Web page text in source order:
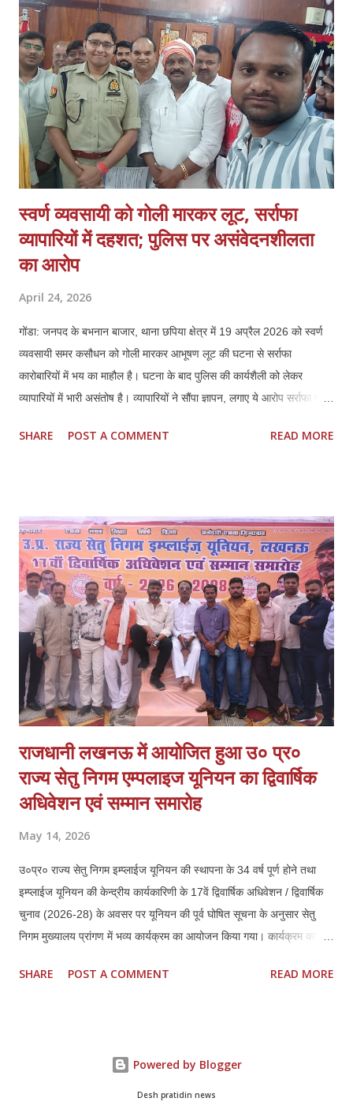
उन्हें पूरी तरह से सुरक्षित रखा जाना चाहिए। सीनियर पुलिस अधिकारियों को यह
पक्का करना चाहिए कि पुलिस पेट्रोलिंग गाड़ियां अस्पताल के इलाकों में अक्सर
पेट्रोलिंग करें।
स्वर्ण व्यवसायी को गोली मारकर लूट, सर्राफा
व्यापारियों में दहशत; पुलिस पर असंवेदनशीलता
का आरोप
April 24, 2026
गोंडा: जनपद के बभनान बाजार, थाना छपिया क्षेत्र में 19 अप्रैल 2026 को स्वर्ण
व्यवसायी समर कसौधन को गोली मारकर आभूषण लूट की घटना से सर्राफा
कारोबारियों में भय का माहौल है। घटना के बाद पुलिस की कार्यशैली को लेकर
व्यापारियों में भारी असंतोष है। व्यापारियों ने सौंपा ज्ञापन, लगाए ये आरोप सर्राफा एवं
खुद बयान दिया है, जिसका वीडियो भी मौजूद है। इसके बावजूद पुलिस ने उनके भाई
दर्ज हो। 2. समय सीमा में खुलासा कर अपराधियों की गिरफ्तारी और 100%
बरामदगी हो। 3. स्वर्ण व्यवसायी क्षेत्रों में अतिरिक्त पुलिस बल तैनात किया जाए।
4. आत्मरक्षा के लिए स्वर्ण व्यापारियों को प्राथमिकता पर शस्त्र लाइसेंस दिए जाएं।
व्यापारियों का कहना है कि घटना के बाद से माल के आवागमन में असुरक्षा महसूस हो
रही है और व्य...
SHARE POST A COMMENT READ MORE
राजधानी लखनऊ में आयोजित हुआ उ० प्र०
राज्य सेतु निगम एम्पलाइज यूनियन का द्विवार्षिक
अधिवेशन एवं सम्मान समारोह
May 14, 2026
उ०प्र० राज्य सेतु निगम इम्प्लाईज यूनियन की स्थापना के 34 वर्ष पूर्ण होने तथा
इम्प्लाईज यूनियन की केन्द्रीय कार्यकारिणी के 17वें द्विवार्षिक अधिवेशन / द्विवार्षिक
चुनाव (2026-28) के अवसर पर यूनियन की पूर्व घोषित सूचना के अनुसार सेतु
निगम मुख्यालय प्रांगण में भव्य कार्यक्रम का आयोजन किया गया। कार्यक्रम का
आयोजन में प्रदेश स्तर के कर्मचारी नेता यथा श्री वी०पी० मिश्रा, राष्ट्रीय अध्यक्ष
कर्मचारी परिषद, श्री शिवकुमार यादव, अध्यक्ष, लो०नि०वि० परिवहन चालक संघ,
श्री मनोज कुमार मिश्रा, अध्यक्ष, उ०प्र० राज्य निगम कर्मचारी महासंघ, श्री शशि
SHARE POST A COMMENT READ MORE
Powered by Blogger
Desh pratidin news